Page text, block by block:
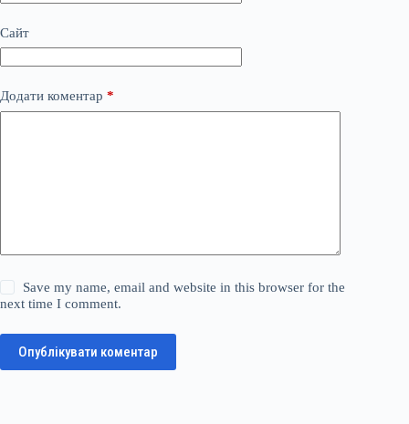
Сайт
Додати коментар *
Save my name, email and website in this browser for the
next time I comment.
Опублікувати коментар